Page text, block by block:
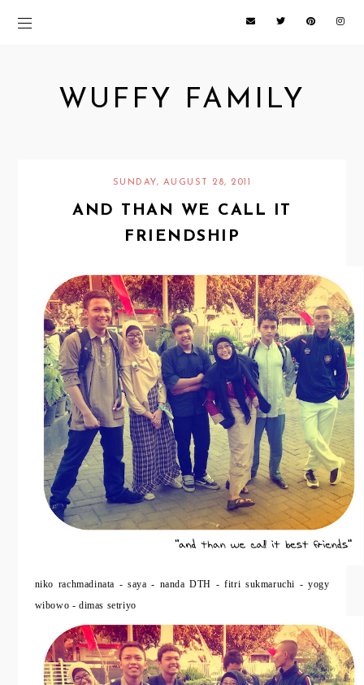
WUFFY FAMILY
SUNDAY, AUGUST 28, 2011
AND THAN WE CALL IT
FRIENDSHIP
niko rachmadinata - saya - nanda DTH - fitri sukmaruchi - yogy
wibowo - dimas setriyo